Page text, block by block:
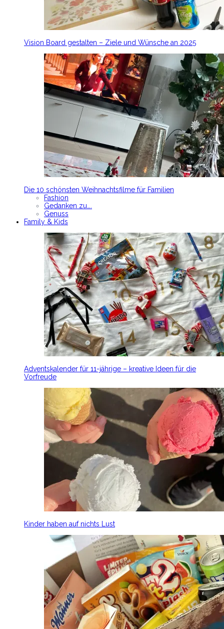
Vision Board gestalten – Ziele und Wünsche an 2025
Die 10 schönsten Weihnachtsfilme für Familien
Fashion
Gedanken zu….
Genuss
Family & Kids
Adventskalender für 11-jährige – kreative Ideen für die
Vorfreude
Kinder haben auf nichts Lust